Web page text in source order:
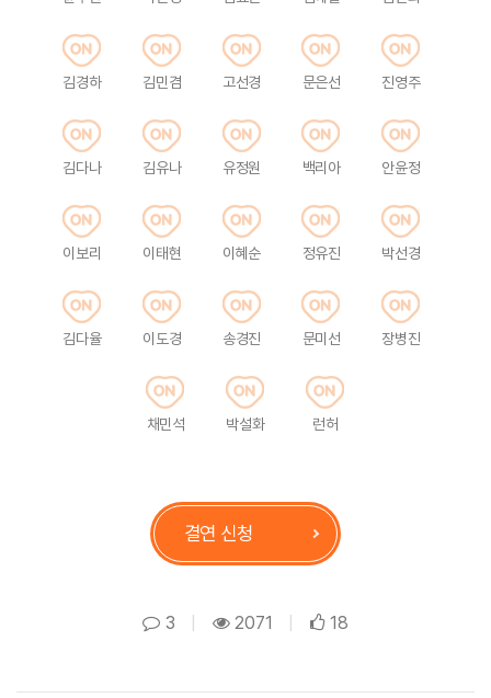
김경하 김민겸 고선경 문은선 진영주
김다나 김유나 유정원 백리아 안윤정
이보리 이태현 이혜순 정유진 박선경
김다율 이도경 송경진 문미선 장병진
채민석 박설화 런허
결연 신청
3 2071 18